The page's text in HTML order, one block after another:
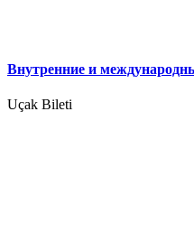
Внутренние и
Uçak Bileti